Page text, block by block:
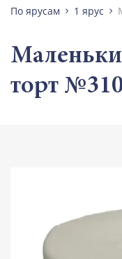
По ярусам
1 ярус
торт